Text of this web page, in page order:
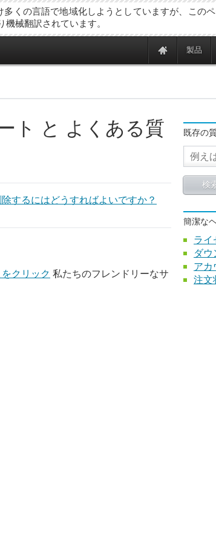
多くの言語で地域化しようとしていますが、この
械翻訳されています。
製品
ト と よくある質
するにはどうすればよいですか？
をクリック 私たちのフレンドリーなサ
既存の
簡潔な
ライ
ダウ
アカ
注文